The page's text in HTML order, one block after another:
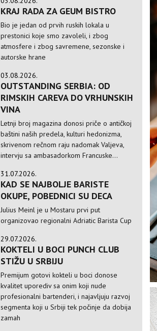
KRAJ RADA ZA GEUM BISTRO
Bio je jedan od prvih ruskih lokala u
prestonici koje smo zavoleli, i zbog
atmosfere i zbog savremene, sezonske i
autorske hrane
03.08.2026.
OUTSTANDING SERBIA: OD
RIMSKIH CAREVA DO VRHUNSKIH
VINA
Letnji broj magazina donosi priče o antičkoj
baštini naših predela, kulturi hedonizma,
skrivenom rečnom raju nadomak Valjeva,
intervju sa ambasadorkom Francuske...
31.07.2026.
KAD SE NAJBOLJE BARISTE
OKUPE, POBEDNICI SU DECA
Julius Meinl je u Mostaru prvi put
organizovao regionalni Adriatic Barista Cup
29.07.2026.
KOKTELI U BOCI PUNCH CLUB
STIŽU U SRBIJU
Premijum gotovi kokteli u boci donose
kvalitet uporediv sa onim koji nude
profesionalni bartenderi, i najavljuju razvoj
segmenta koji u Srbiji tek počinje da dobija
zamah